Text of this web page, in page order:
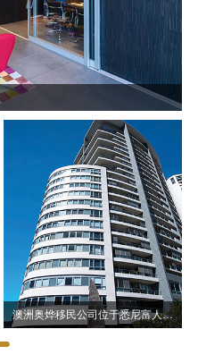
澳洲奥烨移民公司位于悉尼富人区Chatswoo